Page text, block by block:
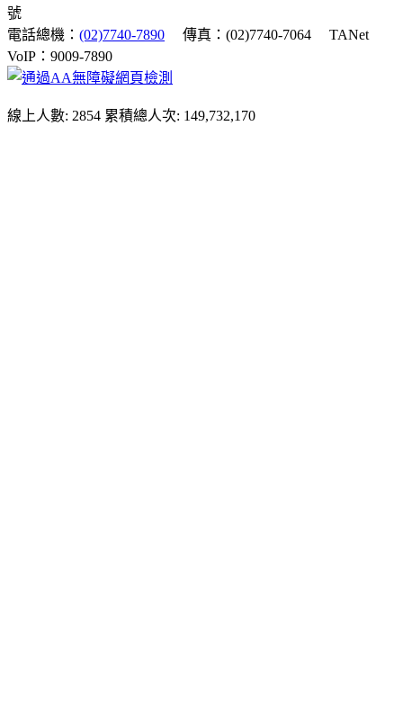
號
電話總機： (02)7740-7890 傳真：(02)7740-7064
TANet
VoIP：9009-7890
線上人數: 2854 累積總人次: 149,732,170